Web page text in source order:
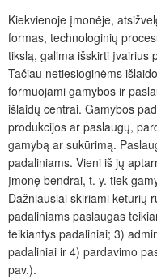
Kiekvienoje įmonėje,
formas, technologinių
tikslą, galima išskirti įvairius
Tačiau netiesioginėms
formuojami gamybos ir
išlaidų centrai. Gamybos
produkcijos ar paslaugų,
gamybą ar sukūrimą.
padaliniams. Vieni iš jų
įmonę bendrai, t. y. tiek
Dažniausiai skiriami keturių
padaliniams paslaugas
teikiantys padaliniai; 3)
padaliniai ir 4) pardavimo
pav.).